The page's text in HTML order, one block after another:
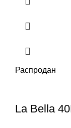
Распродан
La Bella